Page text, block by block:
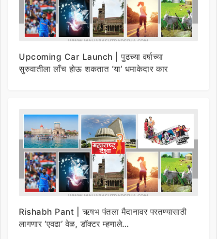
Upcoming Car Launch | पुढच्या वर्षाच्या
सुरुवातीला लाँच होऊ शकतात ‘या’ धमाकेदार कार
Rishabh Pant | ऋषभ पंतला मैदानावर परतण्यासाठी
लागणार ‘एवढा’ वेळ, डॉक्टर म्हणाले…